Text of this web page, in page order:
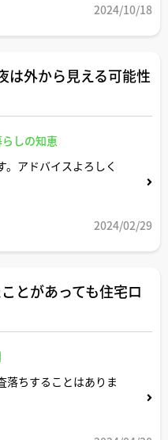
2024/10/18
は外から見える可能性
しの知恵
アドバイスよろしく
2024/02/29
とがあっても住宅ロ
落ちすることはありま